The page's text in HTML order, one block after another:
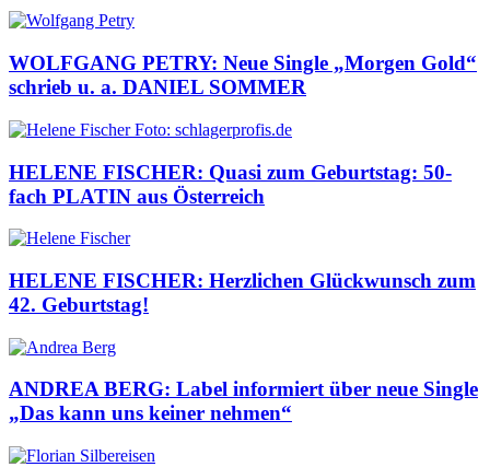
WOLFGANG PETRY: Neue Single „Morgen Gold“
schrieb u. a. DANIEL SOMMER
HELENE FISCHER: Quasi zum Geburtstag: 50-
fach PLATIN aus Österreich
HELENE FISCHER: Herzlichen Glückwunsch zum
42. Geburtstag!
ANDREA BERG: Label informiert über neue Single
„Das kann uns keiner nehmen“